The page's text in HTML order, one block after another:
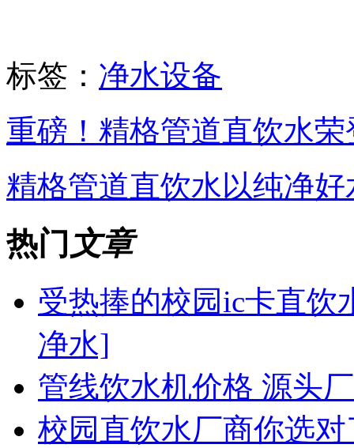
标签： 净水设备
重磅！精格管道直饮水
精格管道直饮水以纯净
热门 文章
受热捧的校园ic卡直饮
净水]
管线饮水机价格 源头
校园直饮水厂商你选